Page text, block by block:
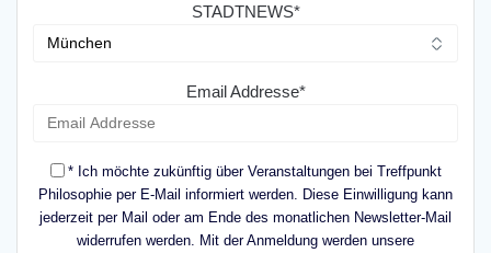
STADTNEWS*
Email Addresse*
* Ich möchte zukünftig über Veranstaltungen bei Treffpunkt
Philosophie per E-Mail informiert werden. Diese Einwilligung kann
jederzeit per Mail oder am Ende des monatlichen Newsletter-Mail
widerrufen werden. Mit der Anmeldung werden unsere